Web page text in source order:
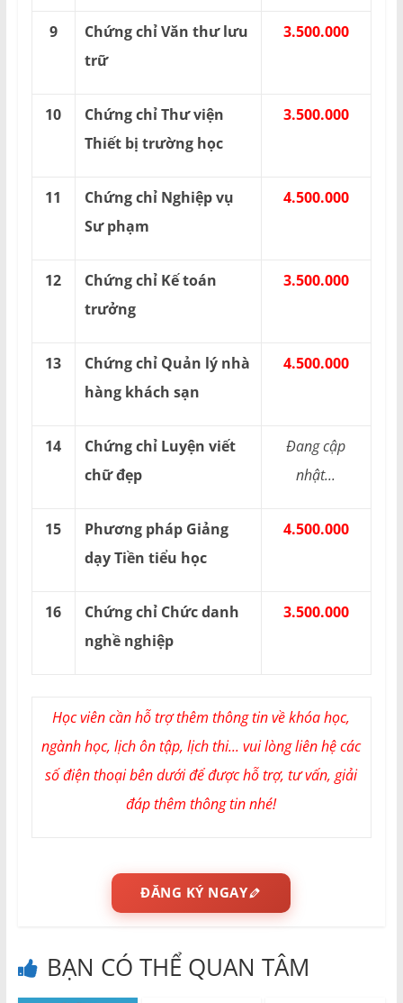
9
Chứng chỉ Văn thư lưu
trữ
3.500.000
10
Chứng chỉ Thư viện
Thiết bị trường học
3.500.000
11
Chứng chỉ Nghiệp vụ
Sư phạm
4.500.000
12
Chứng chỉ Kế toán
trưởng
3.500.000
13
Chứng chỉ Quản lý nhà
hàng khách sạn
4.500.000
14
Chứng chỉ Luyện viết
chữ đẹp
Đang cập
nhật...
15
Phương pháp Giảng
dạy Tiền tiểu học
4.500.000
16
Chứng chỉ Chức danh
nghề nghiệp
3.500.000
Học viên cần hỗ trợ thêm thông tin về khóa học,
ngành học, lịch ôn tập, lịch thi... vui lòng liên hệ các
số điện thoại bên dưới để được hỗ trợ, tư vấn, giải
đáp thêm thông tin nhé!
ĐĂNG KÝ NGAY
BẠN CÓ THỂ QUAN TÂM